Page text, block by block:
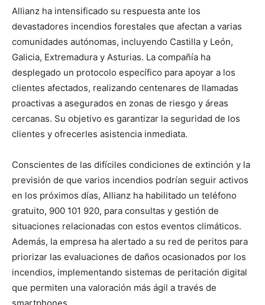
Allianz ha intensificado su respuesta ante los
devastadores incendios forestales que afectan a varias
comunidades autónomas, incluyendo Castilla y León,
Galicia, Extremadura y Asturias. La compañía ha
desplegado un protocolo específico para apoyar a los
clientes afectados, realizando centenares de llamadas
proactivas a asegurados en zonas de riesgo y áreas
cercanas. Su objetivo es garantizar la seguridad de los
clientes y ofrecerles asistencia inmediata.
Conscientes de las difíciles condiciones de extinción y la
previsión de que varios incendios podrían seguir activos
en los próximos días, Allianz ha habilitado un teléfono
gratuito, 900 101 920, para consultas y gestión de
situaciones relacionadas con estos eventos climáticos.
Además, la empresa ha alertado a su red de peritos para
priorizar las evaluaciones de daños ocasionados por los
incendios, implementando sistemas de peritación digital
que permiten una valoración más ágil a través de